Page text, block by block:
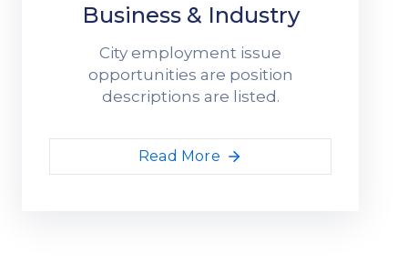
Business & Industry
City employment issue
opportunities are position
descriptions are listed.
Read More